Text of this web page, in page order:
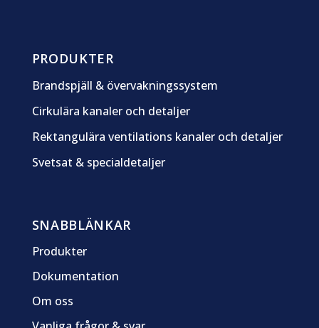
PRODUKTER
Brandspjäll & övervakningssystem
Cirkulära kanaler och detaljer
Rektangulära ventilations kanaler och detaljer
Svetsat & specialdetaljer
SNABBLÄNKAR
Produkter
Dokumentation
Om oss